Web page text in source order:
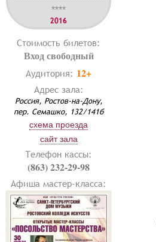
****
2016
Стоимость билетов:
Вход свободный
Аудитория: 12+
Адрес зала:
Россия, Ростов-на-Дону,
пер. Семашко, 132/141б
схема проезда
сайт зала
Телефон кассы:
(863) 232-29-98
Афиша мастер-класса: